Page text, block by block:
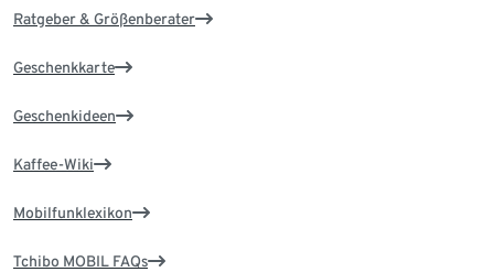
Ratgeber & Größenberater
Geschenkkarte
Geschenkideen
Kaffee-Wiki
Mobilfunklexikon
Tchibo MOBIL FAQs